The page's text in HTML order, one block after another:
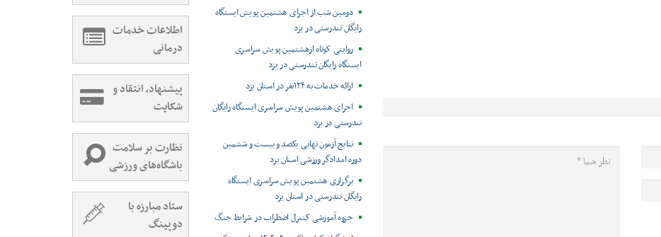
دومین شب از اجرای هشتمین پویش ایستگاه
رایگان تندرستی در یزد
روایتی کوتاه ازهشتمین پویش سراسری
ایستگاه رایگان تندرستی در یزد
ارائه خدمات به ۱۲۴نفر در استان یزد
اجرای هشتمین پویش سراسری ایستگاه رایگان
تندرستی در یزد
نتایج آزمون نهایی یکصد و بیست و ششمین
دوره امدادگر ورزشی استان یزد
برگزاری هشتمین پویش سراسری ایستگاه
رایگان تندرستی در استان یزد
جزوه آموزشی کنترل اضطراب در شرایط جنگ
اطلاعات خدمات
درمانی
پیشنهاد، انتقاد و
شکایت
نظارت بر سلامت
باشگاه‌های ورزشی
ستاد مبارزه با
دوپینگ